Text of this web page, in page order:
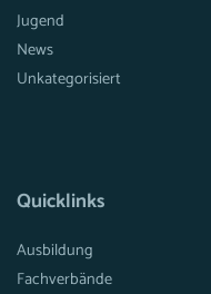
Jugend
News
Unkategorisiert
Quicklinks
Ausbildung
Fachverbände